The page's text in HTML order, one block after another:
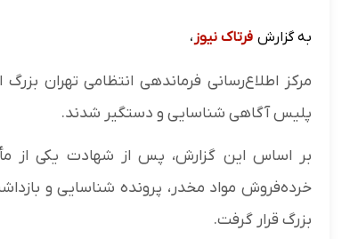
به گزارش فرتاک نیوز ،
پلیس آگاهی شناسایی و دستگیر شدند.
بر اساس این گزارش، پس از شهادت یکی از
خرده‌فروش مواد مخدر، پرونده شناسایی و
بزرگ قرار گرفت.